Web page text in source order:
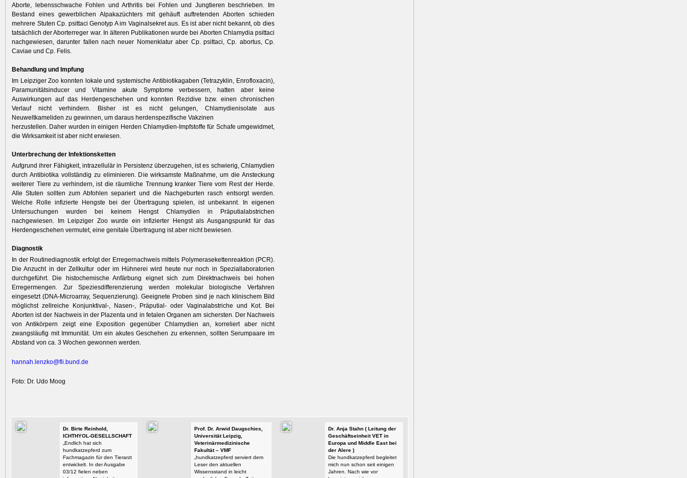
Aborte, lebensschwache Fohlen und Arthritis bei Fohlen und Jungtieren beschrieben. Im
Bestand eines gewerblichen Alpakazüchters mit gehäuft auftretenden Aborten schieden
mehrere Stuten Cp. psittaci Genotyp A im Vaginalsekret aus. Es ist aber nicht bekannt, ob dies
tatsächlich der Aborterreger war. In älteren Publikationen wurde bei Aborten Chlamydia psittaci
nachgewiesen, darunter fallen nach neuer Nomenklatur aber Cp. psittaci, Cp. abortus, Cp.
Caviae und Cp. Felis.
Behandlung und Impfung
Im Leipziger Zoo konnten lokale und systemische Antibiotikagaben (Tetrazyklin, Enrofloxacin),
Paramunitätsinducer und Vitamine akute Symptome verbessern, hatten aber keine
Auswirkungen auf das Herdengeschehen und konnten Rezidive bzw. einen chronischen
Verlauf nicht verhindern. Bisher ist es nicht gelungen, Chlamydienisolate aus
Neuweltkameliden zu gewinnen, um daraus herdenspezifische Vakzinen
herzustellen. Daher wurden in einigen Herden Chlamydien-Impfstoffe für Schafe umgewidmet,
die Wirksamkeit ist aber nicht erwiesen.
Unterbrechung der Infektionsketten
Aufgrund ihrer Fähigkeit, intrazellulär in Persistenz überzugehen, ist es schwierig, Chlamydien
durch Antibiotika vollständig zu eliminieren. Die wirksamste Maßnahme, um die Ansteckung
weiterer Tiere zu verhindern, ist die räumliche Trennung kranker Tiere vom Rest der Herde.
Alle Stuten sollten zum Abfohlen separiert und die Nachgeburten rasch entsorgt werden.
Welche Rolle infizierte Hengste bei der Übertragung spielen, ist unbekannt. In eigenen
Untersuchungen wurden bei keinem Hengst Chlamydien in Präputialabstrichen
nachgewiesen. Im Leipziger Zoo wurde ein infizierter Hengst als Ausgangspunkt für das
Herdengeschehen vermutet, eine genitale Übertragung ist aber nicht bewiesen.
Diagnostik
In der Routinediagnostik erfolgt der Erregernachweis mittels Polymerasekettenreaktion (PCR).
Die Anzucht in der Zellkultur oder im Hühnerei wird heute nur noch in Speziallaboratorien
durchgeführt. Die histochemische Anfärbung eignet sich zum Direktnachweis bei hohen
Erregermengen. Zur Speziesdifferenzierung werden molekular biologische Verfahren
eingesetzt (DNA-Microarray, Sequenzierung). Geeignete Proben sind je nach klinischem Bild
möglichst zellreiche Konjunktival-, Nasen-, Präputial- oder Vaginalabstriche und Kot. Bei
Aborten ist der Nachweis in der Plazenta und in fetalen Organen am sichersten. Der Nachweis
von Antikörpern zeigt eine Exposition gegenüber Chlamydien an, korreliert aber nicht
zwangsläufig mit Immunität. Um ein akutes Geschehen zu erkennen, sollten Serumpaare im
Abstand von ca. 3 Wochen gewonnen werden.
hannah.lenzko@fli.bund.de
Foto: Dr. Udo Moog
Dr. Birte Reinhold,
ICHTHYOL-GESELLSCHAFT
„Endlich hat sich
hundkatzepferd zum
Fachmagazin für den Tierarzt
entwickelt. In der Ausgabe
03/12 fielen neben
Prof. Dr. Arwid Daugschies,
Universität Leipzig,
Veterinärmedizinische
Fakultät – VMF
„hundkatzepferd serviert dem
Leser den aktuellen
Wissensstand in leicht
Dr. Anja Stahn ( Leitung der
Geschäftseinheit VET in
Europa und Middle East bei
der Alere )
Die hundkatzepferd begleitet
mich nun schon seit einigen
Jahren. Nach wie vor